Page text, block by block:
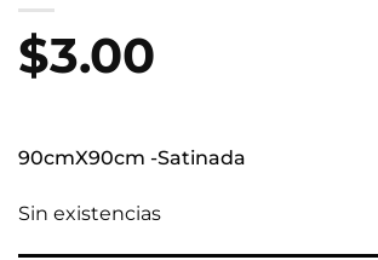
$3.00
90cmX90cm -Satinada
Sin existencias